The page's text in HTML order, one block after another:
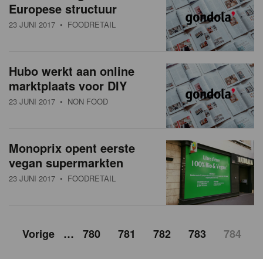
Europese structuur
23 JUNI 2017 • FOODRETAIL
Hubo werkt aan online
marktplaats voor DIY
23 JUNI 2017 • NON FOOD
Monoprix opent eerste
vegan supermarkten
23 JUNI 2017 • FOODRETAIL
Vorige … 780 781 782 783 784